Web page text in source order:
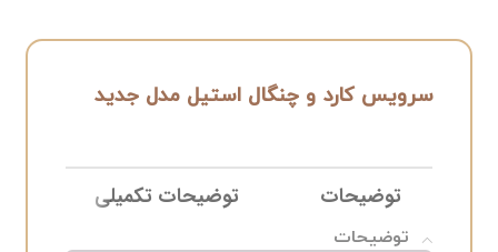
سرویس کارد و چنگال استیل مدل جدید
توضیحات توضیحات تکمیلی
توضیحات